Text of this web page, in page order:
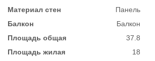
Материал стен
Панель
Балкон
Балкон
Площадь общая
37.8
Площадь жилая
18